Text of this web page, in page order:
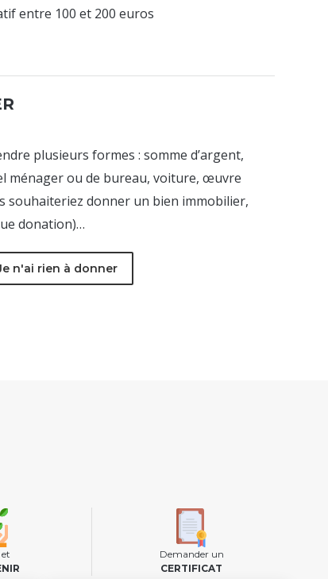
entre 100 et 200 euros
plusieurs formes : somme d’argent,
ménager ou de bureau, voiture, œuvre
souhaiteriez donner un bien immobilier,
donation)…
n'ai rien à donner
Demander un
CERTIFICAT